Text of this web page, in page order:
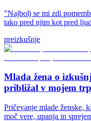
"Najbolj se mi zdi
tako pred njim kot pred
preizkušnje
Mlada žena o
približal v mojem
Pričevanje mlade ženske,
moč vere, upanja in